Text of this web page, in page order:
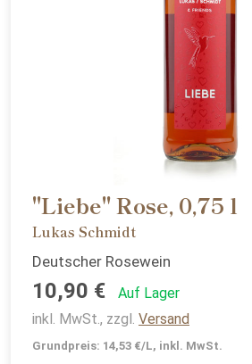
"Liebe" Rose, 0,75 l
Lukas Schmidt
Deutscher Rosewein
10,90 €
Auf Lager
inkl. MwSt., zzgl. Versand
Grundpreis: 14,53 €/L, inkl. MwSt.